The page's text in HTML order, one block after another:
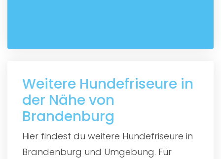
Weitere Hundefriseure in
der Nähe von
Brandenburg
Hier findest du weitere Hundefriseure in
Brandenburg und Umgebung. Für